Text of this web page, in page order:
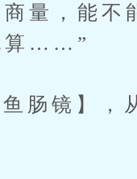
量，能不
算……”
镜】，从